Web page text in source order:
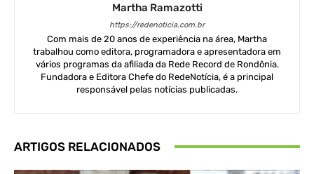
Martha Ramazotti
https://redenoticia.com.br
Com mais de 20 anos de experiência na área, Martha
trabalhou como editora, programadora e apresentadora em
vários programas da afiliada da Rede Record de Rondônia.
Fundadora e Editora Chefe do RedeNotícia, é a principal
responsável pelas notícias publicadas.
ARTIGOS RELACIONADOS